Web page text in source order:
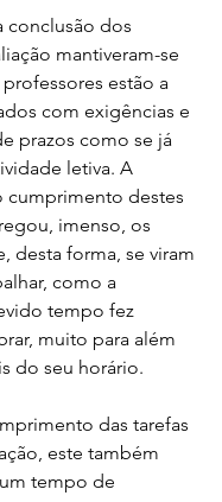
conclusão dos
mantiveram-se
estão a
com exigências e
prazos como se já
letiva. A
cumprimento destes
imenso, os
desta forma, se viram
como a
tempo fez
muito para além
do seu horário.
das tarefas
este também
tempo de